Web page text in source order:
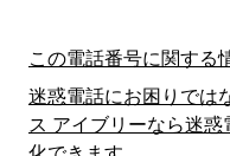
この電話番号に関する
迷惑電話にお困りでは
ス アイブリーなら迷